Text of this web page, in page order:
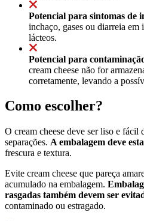
Potencial para sintomas de
inchaço, gases ou diarreia
lácteos.
Potencial para
cream cheese não for
corretamente, levando a
Como escolher?
O cream cheese deve ser liso e fácil
separações. A embalagem deve
frescura e textura.
Evite cream cheese que pareça
acumulado na embalagem.
rasgadas também devem ser
contaminado ou estragado.